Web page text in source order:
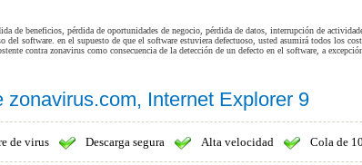
de beneficios, pérdida de oportunidades de negocio, pérdida de datos, interrupción de
software. en el supuesto de que el software estuviera defectuoso, usted asumirá todos los
contra zonavirus como consecuencia de la detección de un defecto en el software, a
Internet Explorer 9
de virus Descarga segura Alta velocidad Cola de